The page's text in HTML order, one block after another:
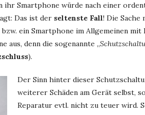
ihr Smartphone würde nach einer
Das ist der seltenste Fall! Die Sache
ein Smartphone im Allgemeinen
aus, denn die sogenannte „
).
Der Sinn hinter dieser
weiterer Schäden am Gerät selbst,
Reparatur evtl. nicht zu teuer wird.